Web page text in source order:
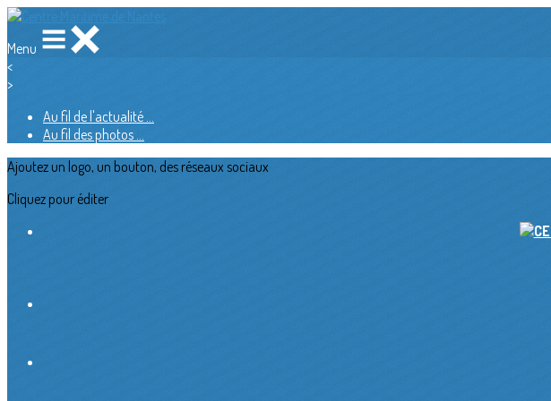
Menu
<
>
Au fil de l'actualité ...
Au fil des photos ...
Ajoutez un logo, un bouton, des réseaux sociaux
Cliquez pour éditer